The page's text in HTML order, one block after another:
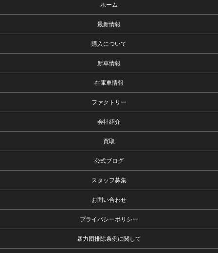
ホーム
最新情報
購入について
新車情報
在庫車情報
ファクトリー
会社紹介
買取
公式ブログ
スタッフ募集
お問い合わせ
プライバシーポリシー
暴力団排除条例に関して